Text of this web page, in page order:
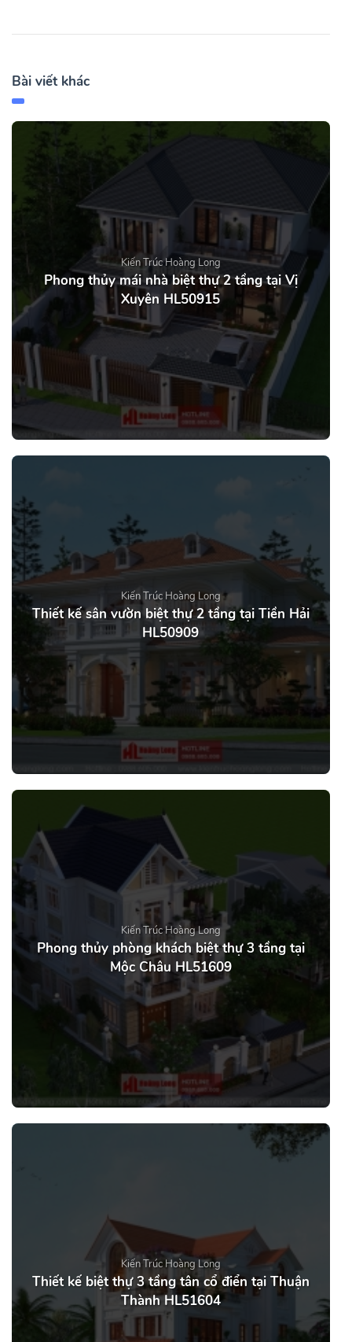
Bài viết khác
Kiến Trúc Hoàng Long
Phong thủy mái nhà biệt thự 2 tầng tại Vị
Xuyên HL50915
Kiến Trúc Hoàng Long
Thiết kế sân vườn biệt thự 2 tầng tại Tiền Hải
HL50909
Kiến Trúc Hoàng Long
Phong thủy phòng khách biệt thự 3 tầng tại
Mộc Châu HL51609
Kiến Trúc Hoàng Long
Thiết kế biệt thự 3 tầng tân cổ điển tại Thuận
Thành HL51604